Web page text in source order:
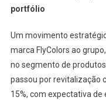
portfólio
Um movimento
marca FlyColors ao
no segmento de
passou por revitalização
15%, com expectativa de